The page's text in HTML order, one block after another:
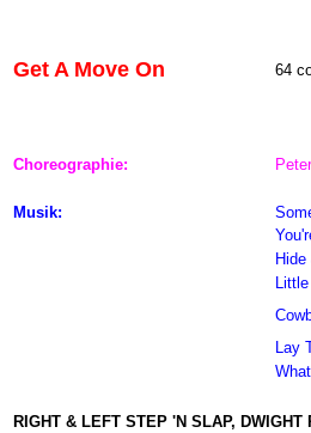
Get A Move On 64
Choreographie:
Musik:
Lay
RIGHT & LEFT STEP 'N SLAP, DWIGHT